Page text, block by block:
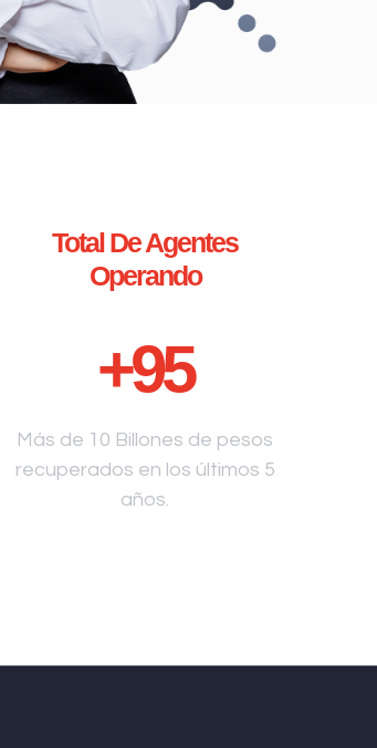
Total De Agentes
Operando
+95
Más de 10 Billones de pesos
recuperados en los últimos 5
años.